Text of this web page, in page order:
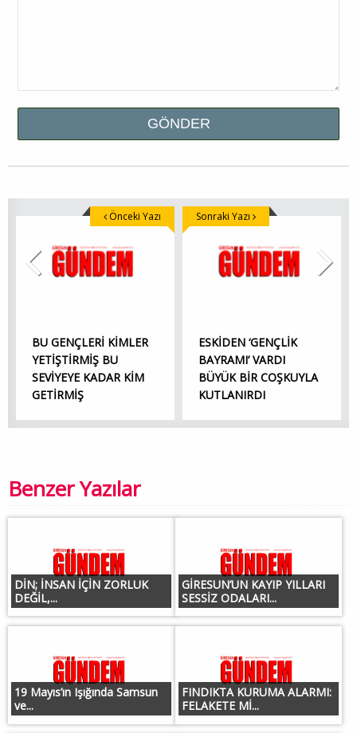
BU GENÇLERİ KİMLER
YETİŞTİRMİŞ BU
SEVİYEYE KADAR KİM
GETİRMİŞ
Önceki Yazı
ESKİDEN ‘GENÇLİK
BAYRAMI’ VARDI
BÜYÜK BİR COŞKUYLA
KUTLANIRDI
Sonraki Yazı
Benzer Yazılar
DİN; İNSAN İÇİN ZORLUK
DEĞİL,...
GİRESUN’UN KAYIP YILLARI
SESSİZ ODALARI...
19 Mayıs’ın Işığında Samsun
ve...
FINDIKTA KURUMA ALARMI:
FELAKETE Mİ...